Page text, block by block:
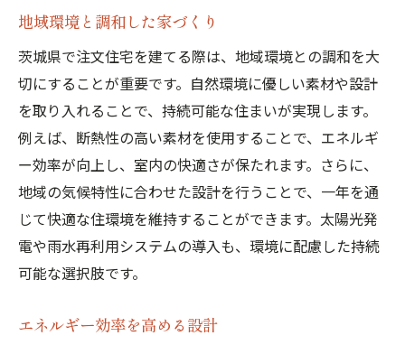
ゼロエネルギー住宅の技術
再生可能エネルギーの取り入れ方
環境負荷を低減する建材
長期的なコストメリット
未来志向の住宅設計
茨城県でのゼロエネルギー注文住宅を選ぶ理由
地域特性に合わせた設計
地元施工業者の強み
政府による支援と補助金
環境保護への貢献
地域環境と調和した家づくり
茨城県で注文住宅を建てる際は、地域環境との調和を大
切にすることが重要です。自然環境に優しい素材や設計
を取り入れることで、持続可能な住まいが実現します。
例えば、断熱性の高い素材を使用することで、エネルギ
ー効率が向上し、室内の快適さが保たれます。さらに、
地域の気候特性に合わせた設計を行うことで、一年を通
じて快適な住環境を維持することができます。太陽光発
電や雨水再利用システムの導入も、環境に配慮した持続
可能な選択肢です。
エネルギー効率を高める設計